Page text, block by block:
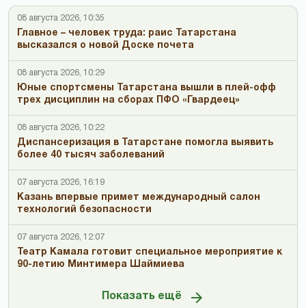
08 августа 2026, 10:35
Главное – человек труда: раис Татарстана
высказался о новой Доске почета
08 августа 2026, 10:29
Юные спортсмены Татарстана вышли в плей-офф
трех дисциплин на сборах ПФО «Гвардеец»
08 августа 2026, 10:22
Диспансеризация в Татарстане помогла выявить
более 40 тысяч заболеваний
07 августа 2026, 16:19
Казань впервые примет международный салон
технологий безопасности
07 августа 2026, 12:07
Театр Камала готовит специальное мероприятие к
90-летию Минтимера Шаймиева
Показать ещё